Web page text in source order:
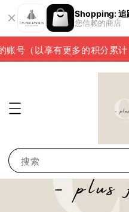
Shopping: 追
您信赖的商店
号（以享有更多的积分累计
搜索